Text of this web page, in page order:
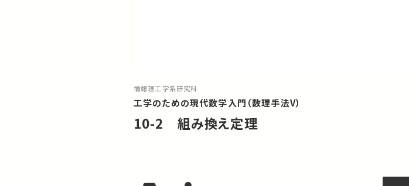
情報理工学系研究科
工学のための現代数学入門（数理手法V）
10-2 組み換え定理